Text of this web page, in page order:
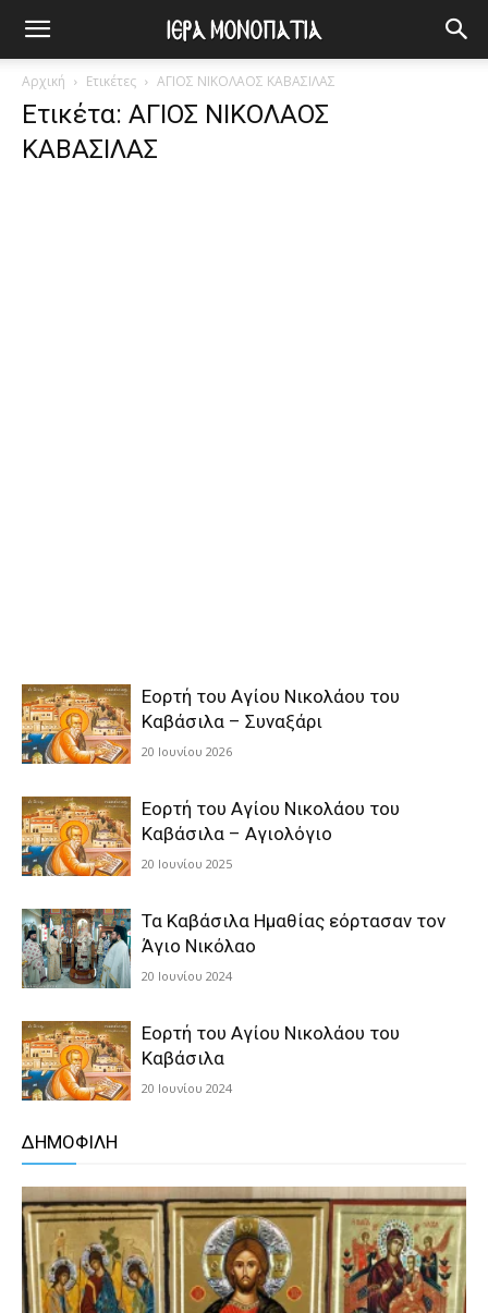
Αρχική Ετικέτες ΑΓΙΟΣ ΝΙΚΟΛΑΟΣ ΚΑΒΑΣΙΛΑΣ
Ετικέτα: ΑΓΙΟΣ ΝΙΚΟΛΑΟΣ
ΚΑΒΑΣΙΛΑΣ
Εορτή του Αγίου Νικολάου του
Καβάσιλα – Συναξάρι
20 Ιουνίου 2026
Εορτή του Αγίου Νικολάου του
Καβάσιλα – Αγιολόγιο
20 Ιουνίου 2025
Τα Καβάσιλα Ημαθίας εόρτασαν τον
Άγιο Νικόλαο
20 Ιουνίου 2024
Εορτή του Αγίου Νικολάου του
Καβάσιλα
20 Ιουνίου 2024
ΔΗΜΟΦΙΛΗ